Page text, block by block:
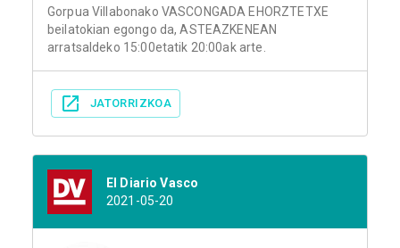
Gorpua Villabonako VASCONGADA EHORZTETXE
beilatokian egongo da, ASTEAZKENEAN
arratsaldeko 15:00etatik 20:00ak arte.
JATORRIZKOA
El Diario Vasco
2021-05-20